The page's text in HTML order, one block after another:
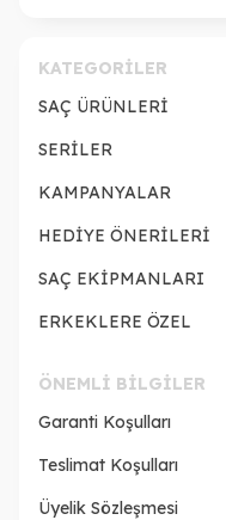
KATEGORILER
SAÇ ÜRÜNLERİ
SERİLER
KAMPANYALAR
HEDİYE ÖNERİLERİ
SAÇ EKİPMANLARI
ERKEKLERE ÖZEL
ÖNEMLI BILGILER
Garanti Koşulları
Teslimat Koşulları
Üyelik Sözleşmesi